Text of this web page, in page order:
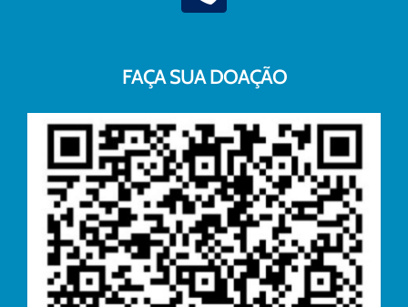
FAÇA SUA DOAÇÃO